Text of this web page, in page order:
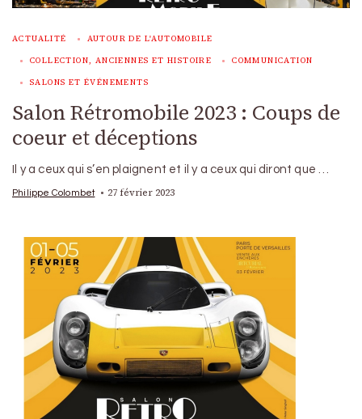
ACTUALITÉ AUTOUR DE L'AUTOMOBILE
COLLECTION, ANCIENNES ET HISTOIRE COMMUNICATION
SALONS ET ÉVÉNEMENTS
Salon Rétromobile 2023 : Coups de
coeur et déceptions
Il y a ceux qui s’en plaignent et il y a ceux qui diront que …
Philippe Colombet 27 février 2023